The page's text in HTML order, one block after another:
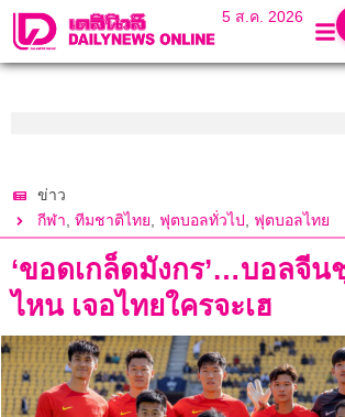
5 ส.ค. 2026
ข่าว
กีฬา, ทีมชาติไทย, ฟุตบอลทั่วไป , ฟุตบอลไทย
‘ขอดเกล็ดมังกร’…บอลจี
ไหน เจอไทยใครจะเฮ